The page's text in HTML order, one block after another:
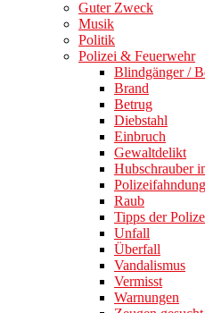
Guter Zweck
Musik
Politik
Polizei & Feuerwehr
Blindgänger /
Brand
Betrug
Diebstahl
Einbruch
Gewaltdelikt
Hubschrauber
Polizeifahndung
Raub
Tipps der
Unfall
Überfall
Vandalismus
Vermisst
Warnungen